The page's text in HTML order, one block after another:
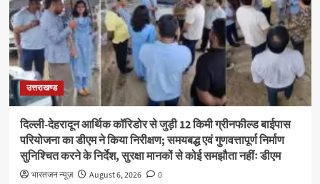
उत्तराखण्ड
दिल्ली-देहरादून आर्थिक कॉरिडोर से जुड़ी 12 किमी ग्रीनफील्ड बाईपास
परियोजना का डीएम ने किया निरीक्षण; समयबद्ध एवं गुणवत्तापूर्ण निर्माण
सुनिश्चित करने के निर्देश, सुरक्षा मानकों से कोई समझौता नहींः डीएम
भारतजन न्यूज़ August 6, 2026 0